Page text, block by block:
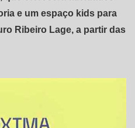
e um espaço kids para
Ribeiro Lage, a partir das